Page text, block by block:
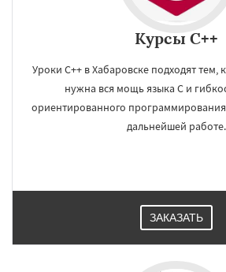
Курсы C++
Уроки C++ в Хабаровске подходят
нужна вся мощь языка C и
ориентированного
дальнейшей работе.
ЗАКАЗАТЬ